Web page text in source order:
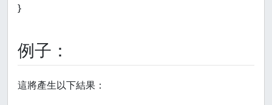
}
例子：
這將產生以下結果：